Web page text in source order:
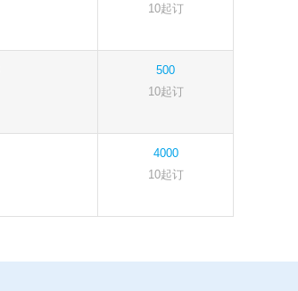
10起订
500
10起订
4000
10起订